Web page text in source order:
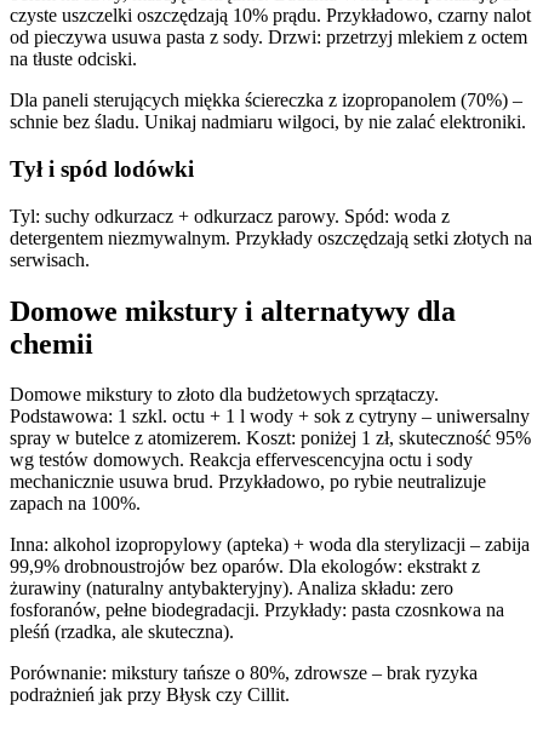
czyste uszczelki oszczędzają 10% prądu. Przykładowo, czarny nalot
od pieczywa usuwa pasta z sody. Drzwi: przetrzyj mlekiem z octem
na tłuste odciski.
Dla paneli sterujących miękka ściereczka z izopropanolem (70%) –
schnie bez śladu. Unikaj nadmiaru wilgoci, by nie zalać elektroniki.
Tył i spód lodówki
Tyl: suchy odkurzacz + odkurzacz parowy. Spód: woda z
detergentem niezmywalnym. Przykłady oszczędzają setki złotych na
serwisach.
Domowe mikstury i alternatywy dla
chemii
Domowe mikstury to złoto dla budżetowych sprzątaczy.
Podstawowa: 1 szkl. octu + 1 l wody + sok z cytryny – uniwersalny
spray w butelce z atomizerem. Koszt: poniżej 1 zł, skuteczność 95%
wg testów domowych. Reakcja effervescencyjna octu i sody
mechanicznie usuwa brud. Przykładowo, po rybie neutralizuje
zapach na 100%.
Inna: alkohol izopropylowy (apteka) + woda dla sterylizacji – zabija
99,9% drobnoustrojów bez oparów. Dla ekologów: ekstrakt z
żurawiny (naturalny antybakteryjny). Analiza składu: zero
fosforanów, pełne biodegradacji. Przykłady: pasta czosnkowa na
pleśń (rzadka, ale skuteczna).
Porównanie: mikstury tańsze o 80%, zdrowsze – brak ryzyka
podrażnień jak przy Błysk czy Cillit.